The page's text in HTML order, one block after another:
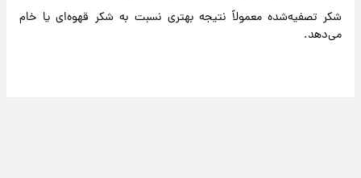
شکر تصفیه‌شده معمولاً نتیجه بهتری نسبت به شکر قهوه‌ای یا خام
می‌دهد.